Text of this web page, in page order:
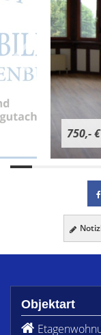
750,- €
Objektart